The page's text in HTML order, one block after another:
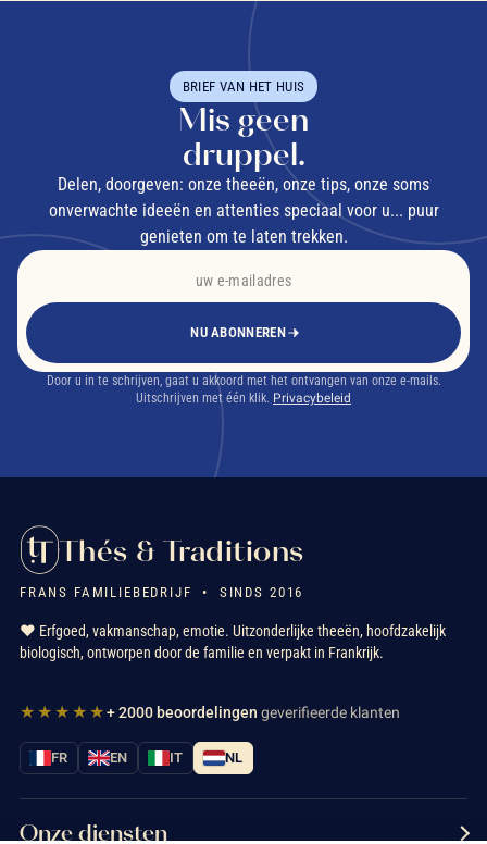
BRIEF VAN HET HUIS
Mis geen
druppel.
Delen, doorgeven: onze theeën, onze tips, onze soms
onverwachte ideeën en attenties speciaal voor u... puur
genieten om te laten trekken.
NU ABONNEREN
Door u in te schrijven, gaat u akkoord met het ontvangen van onze e-mails.
Uitschrijven met één klik. Privacybeleid
Thés & Traditions
FRANS FAMILIEBEDRIJF • SINDS 2016
❤️ Erfgoed, vakmanschap, emotie. Uitzonderlijke theeën, hoofdzakelijk
biologisch, ontworpen door de familie en verpakt in Frankrijk.
★★★★★+ 2000 beoordelingen geverifieerde klanten
FR EN IT NL
Onze diensten